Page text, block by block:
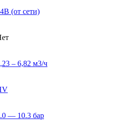
(от сети)
– 6,82 м3/ч
— 10.3 бар